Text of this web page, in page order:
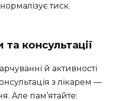
тиск.
та консультації
й активності
з лікарем —
Але пам’ятайте: